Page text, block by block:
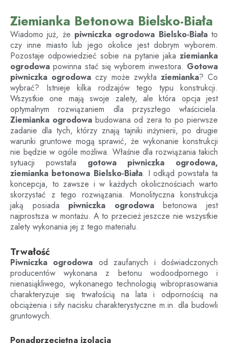
Ziemianka Betonowa Bielsko-Biała
Wiadomo już, że piwniczka ogrodowa Bielsko-Białato
czy inne miasto lub jego okolice jest dobrym wyborem.
Pozostaje odpowiedzieć sobie na pytanie jaka ziemianka
ogrodowa powinna stać się wyborem inwestora. Gotowa
piwniczka ogrodowa czy może zwykła ziemianka? Co
wybrać? Istnieje kilka rodzajów tego typu konstrukcji.
Wszystkie one mają swoje zalety, ale która opcja jest
optymalnym rozwiązaniem dla przyszłego właściciela.
Ziemianka ogrodowa budowana od zera to po pierwsze
zadanie dla tych, którzy znają tajniki inżynierii, po drugie
warunki gruntowe mogą sprawić, że wykonanie konstrukcji
nie będzie w ogóle możliwa. Właśnie dla rozwiązania takich
sytuacji powstała gotowa piwniczka ogrodowa,
ziemianka betonowa Bielsko-Biała. I odkąd powstała ta
koncepcja, to zawsze i w każdych okolicznościach warto
skorzystać z tego rozwiązania. Monolityczna konstrukcja
jaką posiada piwniczka ogrodowabetonowa jest
najprostsza w montażu. A to przecież jeszcze nie wszystkie
zalety wykonania jej z tego materiału.
Trwałość
Piwniczka ogrodowa od zaufanych i doświadczonych
producentów wykonana z betonu wodoodpornego i
nienasiąkliwego, wykonanego technologią wibroprasowania
charakteryzuje się trwałością na lata i odpornością na
obciążenia i siły nacisku charakterystyczne m.in. dla budowli
gruntowych.
Ponadprzeciętna izolacja